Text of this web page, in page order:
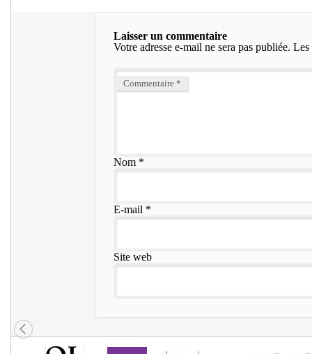
Laisser un commentaire
Votre adresse e-mail ne sera pas publiée. Les
Commentaire *
Nom*
E-mail *
Site web